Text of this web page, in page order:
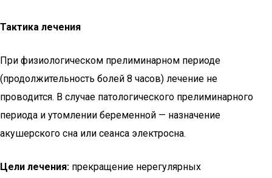
Тактика лечения
При физиологическом прелиминарном периоде
(продолжительность болей 8 часов) лечение не
проводится. В случае патологического прелиминарного
периода и утомлении беременной — назначение
акушерского сна или сеанса электросна.
Цели лечения: прекращение нерегулярных